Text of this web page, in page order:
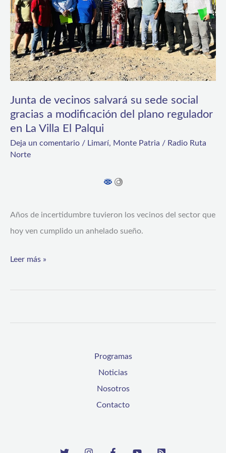
Junta de vecinos salvará su sede social
gracias a modificación del plano regulador
en La Villa El Palqui
Deja un comentario / Limarí, Monte Patria / Radio Ruta
Norte
Años de incertidumbre tuvieron los vecinos del sector que
hoy ven cumplido un anhelado sueño.
sede
social
gracias
a
modificación
del
plano
regulador
en
Leer más »
Programas
Noticias
Nosotros
Contacto